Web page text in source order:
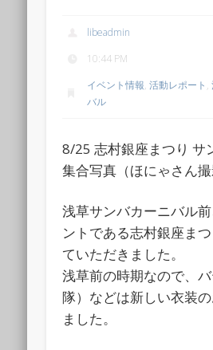
libeadmin
10:44 PM
イベント情報,活動レポート ,
バル
8/25 志村銀座まつり サ
集合写真（ほにゃさん撮
浅草サンバカーニバル
ントである志村銀座ま
ていただきました。
浅草前の時期なので、
隊）などは新しい衣装
ました。